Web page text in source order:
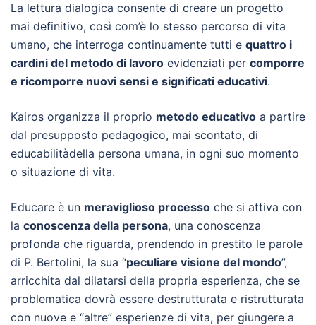
La lettura dialogica consente di creare un progetto
mai definitivo, così com’è lo stesso percorso di vita
umano, che interroga continuamente tutti e quattro i
cardini del metodo di lavoro evidenziati per comporre
e ricomporre nuovi sensi e significati educativi.
Kairos organizza il proprio metodo educativo a partire
dal presupposto pedagogico, mai scontato, di
educabilitàdella persona umana, in ogni suo momento
o situazione di vita.
Educare è un meraviglioso processo che si attiva con
la conoscenza della persona, una conoscenza
profonda che riguarda, prendendo in prestito le parole
di P. Bertolini, la sua “peculiare visione del mondo”,
arricchita dal dilatarsi della propria esperienza, che se
problematica dovrà essere destrutturata e ristrutturata
con nuove e “altre” esperienze di vita, per giungere a